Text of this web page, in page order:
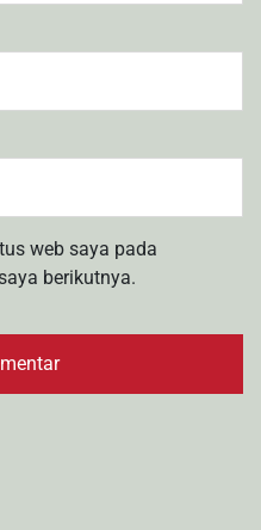
web saya pada
berikutnya.